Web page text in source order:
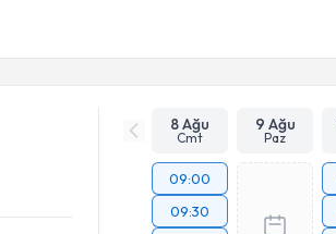
8 Ağu
Cmt
9 Ağu
Paz
09:00
09:30